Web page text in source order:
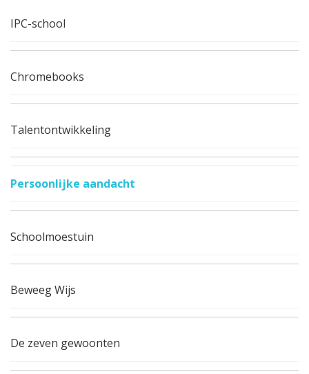
IPC-school
Chromebooks
Talentontwikkeling
Persoonlijke aandacht
Schoolmoestuin
Beweeg Wijs
De zeven gewoonten